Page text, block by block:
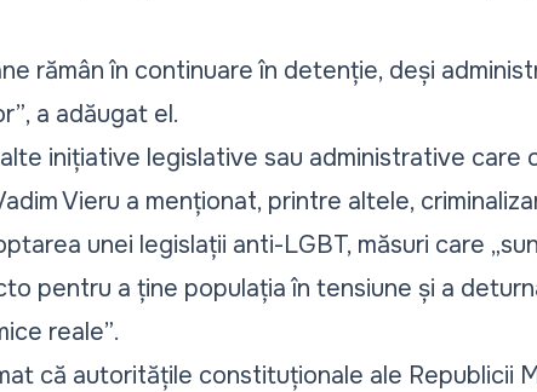
rămân în continuare în detenție, deși
, a adăugat el.
inițiative legislative sau administrative care
Vieru a menționat, printre altele,
unei legislații anti-LGBT, măsuri care
pentru a ține populația în tensiune și a
reale”.
că autoritățile constituționale ale Republicii